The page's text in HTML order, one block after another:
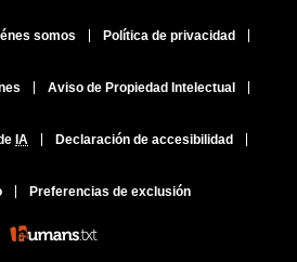
somos Política de privacidad
Aviso de Propiedad Intelectual
IA Declaración de accesibilidad
Preferencias de exclusión